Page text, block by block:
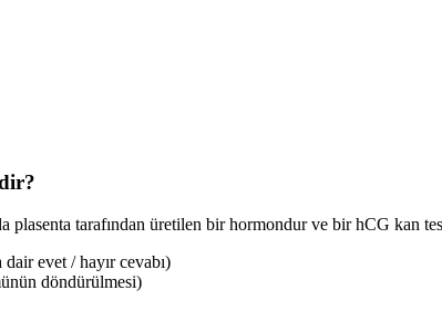
plasenta tarafından üretilen bir hormondur ve bir hCG kan
evet / hayır cevabı)
döndürülmesi)